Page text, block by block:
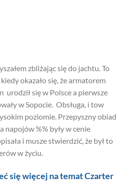
zbliżając się do jachtu. To
okazało się, że armatorem
urodził się w Polsce a pierwsze
w Sopocie. Obsługa, i tow
poziomie. Przepyszny obiad
napojów %% były w cenie
i musze stwierdzić, że był to
w życiu.
się więcej na temat Czarter